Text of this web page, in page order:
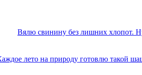
Вялю свинину без лишних хлопот.
лето на природу готовлю такой